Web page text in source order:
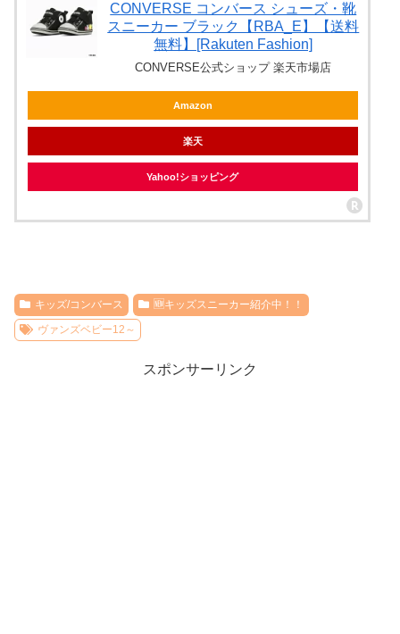
CONVERSE コンバース シューズ・靴
スニーカー ブラック【RBA_E】【送料
無料】[Rakuten Fashion]
CONVERSE公式ショップ 楽天市場店
Amazon
楽天
Yahoo!ショッピング
キッズ/コンバース
🆕キッズスニーカー紹介中！！
ヴァンズベビー12～
スポンサーリンク